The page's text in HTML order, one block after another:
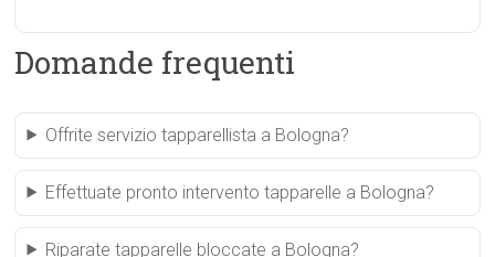
Domande frequenti
Offrite servizio tapparellista a Bologna?
Effettuate pronto intervento tapparelle a Bologna?
Riparate tapparelle bloccate a Bologna?